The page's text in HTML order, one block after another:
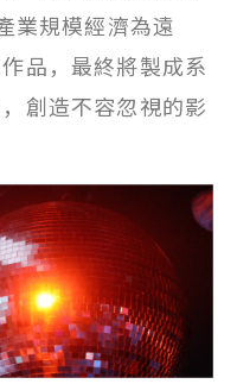
業規模經濟為遠
品，最終將製成系
創造不容忽視的影